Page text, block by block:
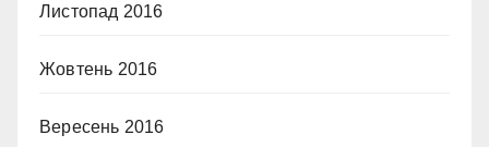
Листопад 2016
Жовтень 2016
Вересень 2016